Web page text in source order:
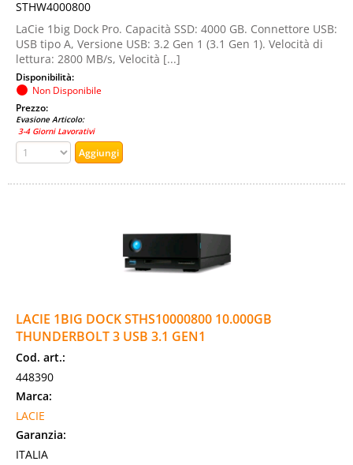
STHW4000800
LaCie 1big Dock Pro. Capacità SSD: 4000 GB. Connettore USB:
USB tipo A, Versione USB: 3.2 Gen 1 (3.1 Gen 1). Velocità di
lettura: 2800 MB/s, Velocità [...]
Disponibilità:
Non Disponibile
Prezzo:
Evasione Articolo:
3-4 Giorni Lavorativi
LACIE 1BIG DOCK STHS10000800 10.000GB
THUNDERBOLT 3 USB 3.1 GEN1
Cod. art.:
448390
Marca:
LACIE
Garanzia:
ITALIA